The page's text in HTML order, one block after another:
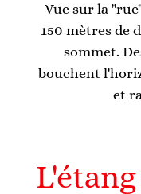
Vue sur la
150 mètres de
sommet.
bouchent
et